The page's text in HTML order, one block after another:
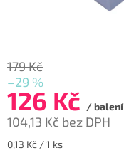
179 Kč
–29 %
126 Kč / balení
104,13 Kč bez DPH
Měrná
0,13 Kč / 1 ks